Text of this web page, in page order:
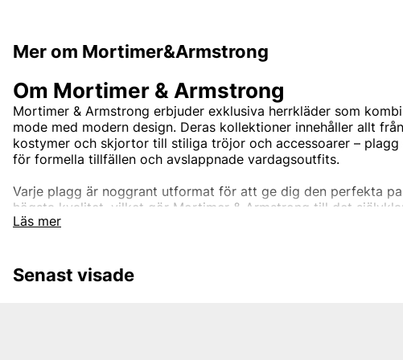
Mer om Mortimer&Armstrong
Läs mer
Om Mortimer & Armstrong
Mortimer & Armstrong erbjuder exklusiva herrkläder som
mode med modern design. Deras kollektioner innehåller allt
kostymer och skjortor till stiliga tröjor och accessoarer – plagg
för formella tillfällen och avslappnade vardagsoutfits.
Varje plagg är noggrant utformat för att ge dig den perfekta
högsta kvalitet, vilket gör Mortimer & Armstrong till det
stilmedvetna mannen.
Senast visade